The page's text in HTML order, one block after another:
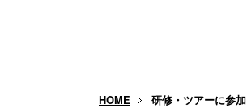
HOME 研修・ツアーに参加